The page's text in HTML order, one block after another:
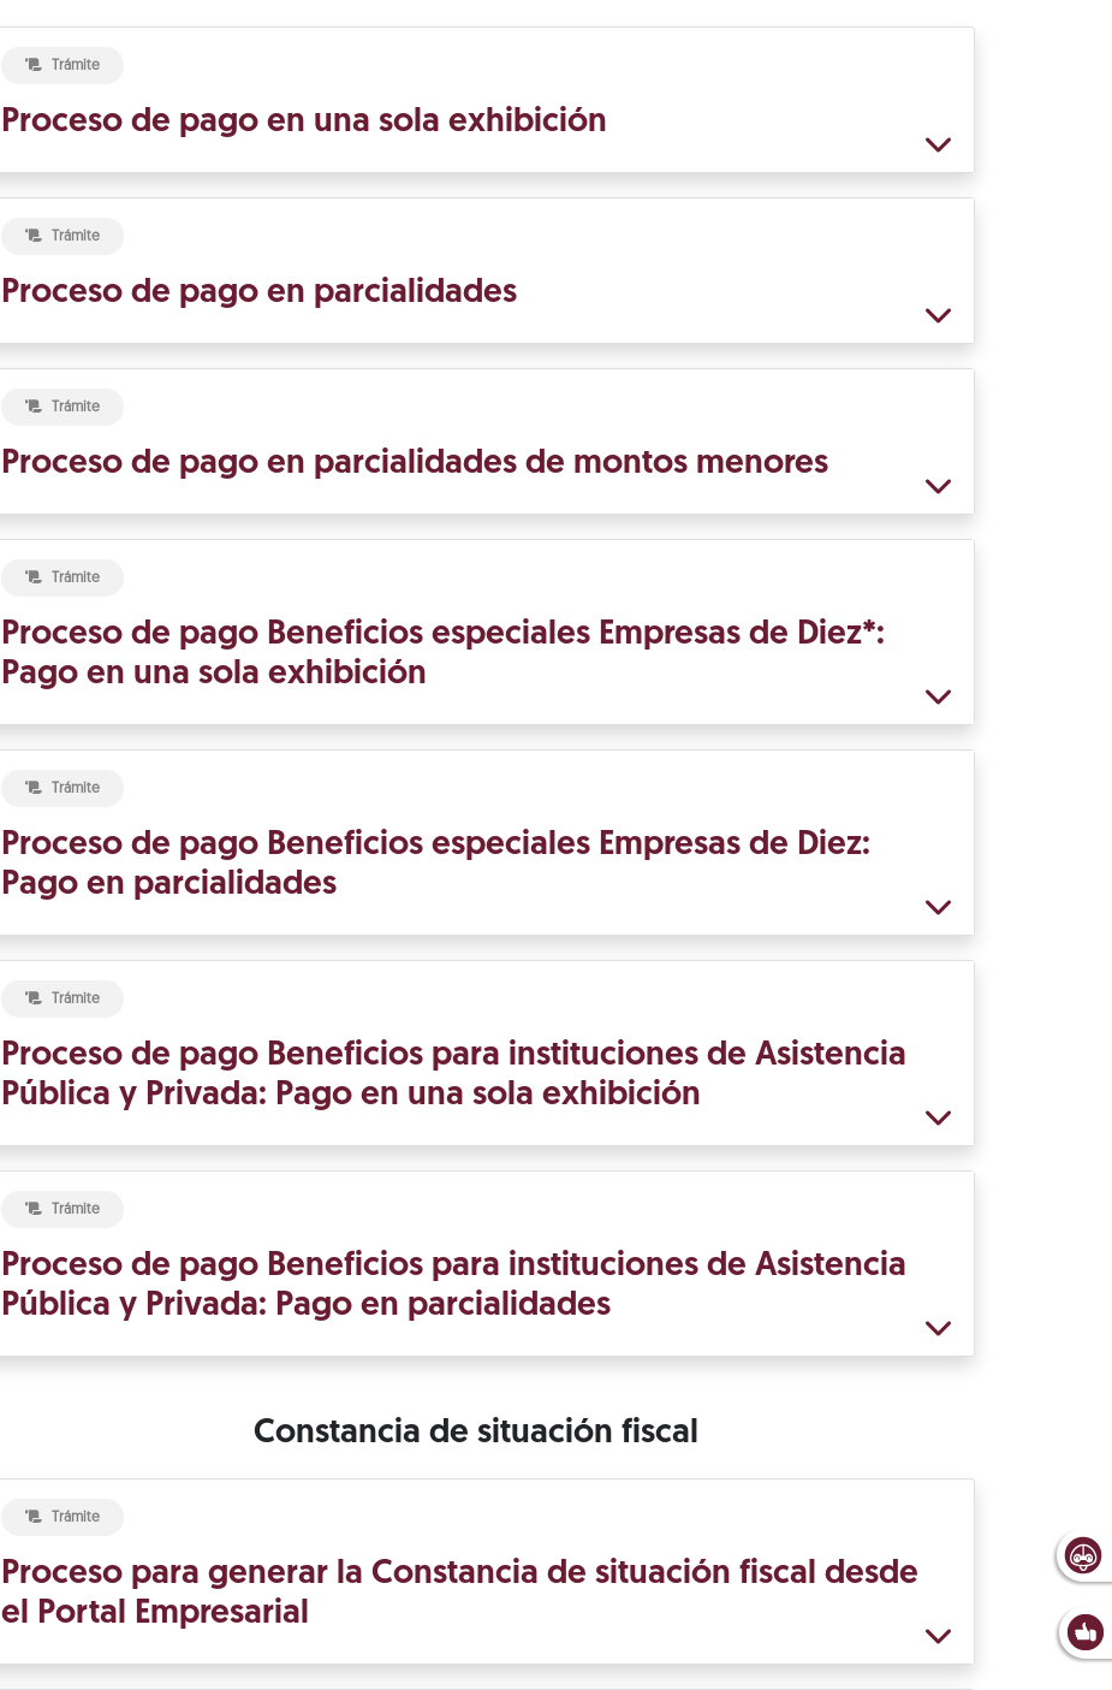
Trámite
Proceso de pago en una sola exhibición
Trámite
Proceso de pago en parcialidades
Trámite
Proceso de pago en parcialidades de montos menores
Trámite
Proceso de pago Beneficios especiales Empresas de Diez*:
Pago en una sola exhibición
Trámite
Proceso de pago Beneficios especiales Empresas de Diez:
Pago en parcialidades
Trámite
Proceso de pago Beneficios para instituciones de Asistencia
Pública y Privada: Pago en una sola exhibición
Trámite
Proceso de pago Beneficios para instituciones de Asistencia
Pública y Privada: Pago en parcialidades
Constancia de situación fiscal
Trámite
Proceso para generar la Constancia de situación fiscal desde
el Portal Empresarial